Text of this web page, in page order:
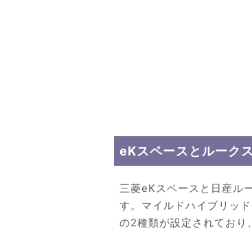
eKスペースとルーク
三菱eKスペースと日産ル
す。マイルドハイブリッ
の2種類が設定されており